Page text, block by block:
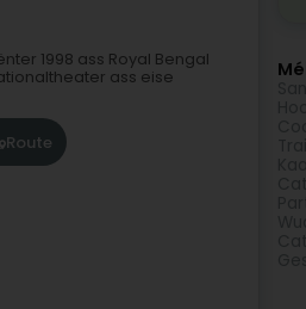
1998 ass Royal Bengal
ass eise
Route